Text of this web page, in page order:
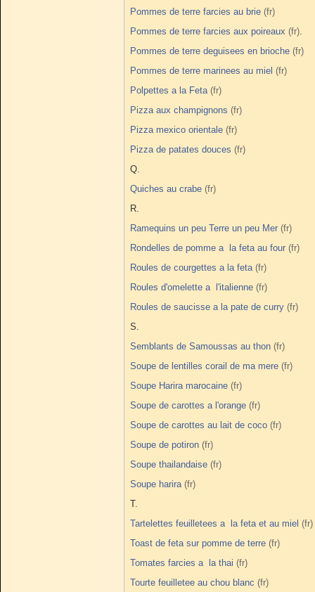
Pommes de terre farcies au brie
Pommes de terre farcies aux poireaux
.
Pommes de terre deguisees en brioche
Pommes de terre marinees au miel
Polpettes a la Feta
Pizza aux champignons
Pizza mexico orientale
Pizza de patates douces
Q.
Quiches au crabe
R.
Ramequins un peu Terre un peu Mer
Rondelles de pomme a la feta au four
Roules de courgettes a la feta
Roules d'omelette a l'italienne
Roules de saucisse a la pate de curry
S.
Semblants de Samoussas au thon
Soupe de lentilles corail de ma mere
Soupe Harira marocaine
Soupe de carottes a l'orange
Soupe de carottes au lait de coco
Soupe de potiron
Soupe thailandaise
Soupe harira
T.
Tartelettes feuilletees a la feta et au miel
Toast de feta sur pomme de terre
Tomates farcies a la thai
Tourte feuilletee au chou blanc